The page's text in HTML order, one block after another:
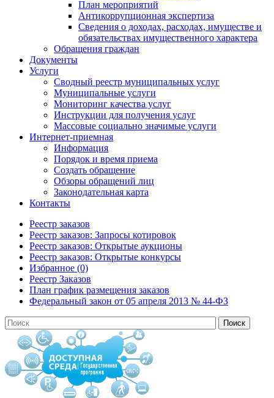
План мероприятий
Антикоррупционная экспертиза
Сведения о доходах, расходах, имуществе и
обязательствах имущественного характера
Обращения граждан
Документы
Услуги
Сводный реестр муниципальных услуг
Муниципальные услуги
Мониторинг качества услуг
Инструкции для получения услуг
Массовые социально значимые услуги
Интернет-приемная
Информация
Порядок и время приема
Создать обращение
Обзоры обращений лиц
Законодательная карта
Контакты
Реестр заказов
Реестр заказов: Запросы котировок
Реестр заказов: Открытые аукционы
Реестр заказов: Открытые конкурсы
Избранное (0)
Реестр Заказов
План график размещения заказов
Федеральный закон от 05 апреля 2013 № 44-ФЗ